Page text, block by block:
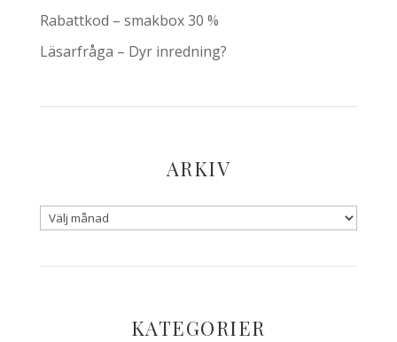
Rabattkod – smakbox 30 %
Läsarfråga – Dyr inredning?
ARKIV
KATEGORIER